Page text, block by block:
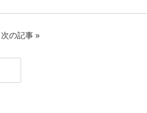
次の記事»